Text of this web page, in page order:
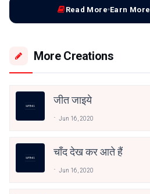
Read More Earn More
More Creations
जीत जाइये
Jun 16, 2020
चाँद देख कर आते हैं
Jun 16, 2020